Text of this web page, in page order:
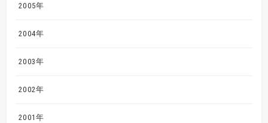
2005年
2004年
2003年
2002年
2001年